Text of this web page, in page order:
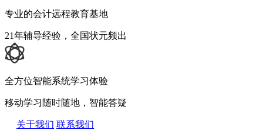
专业的会计远程教育基地
21年辅导经验，全国状元频出
全方位智能系统学习体验
移动学习随时随地，智能答疑
关于我们 联系我们